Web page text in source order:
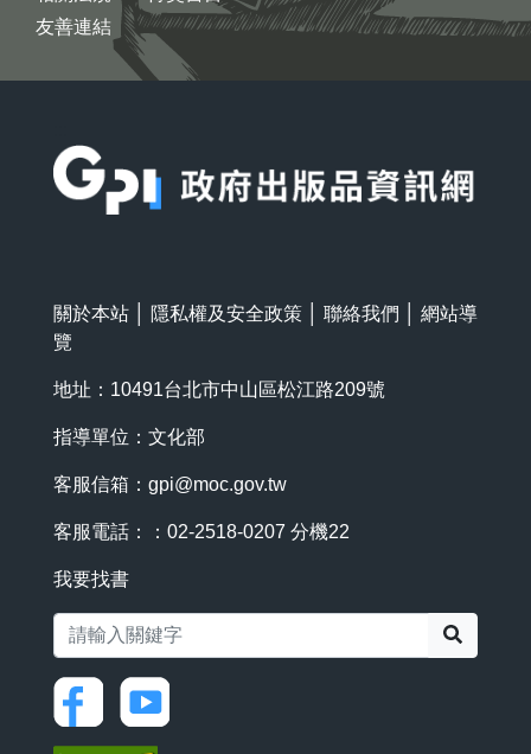
友善連結
關於本站 隱私權及安全政策 聯絡我們
網站導
覽
地址：10491台北市中山區松江路209號
指導單位：文化部
客服信箱： gpi@moc.gov.tw
客服電話：：02-2518-0207 分機22
我要找書